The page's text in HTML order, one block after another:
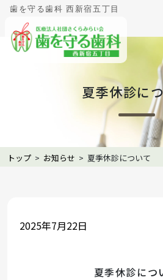
歯を守る歯科 西新宿五丁目
夏季休診に
トップ > お知らせ > 夏季休診について
2025年7月22日
夏季休診につ